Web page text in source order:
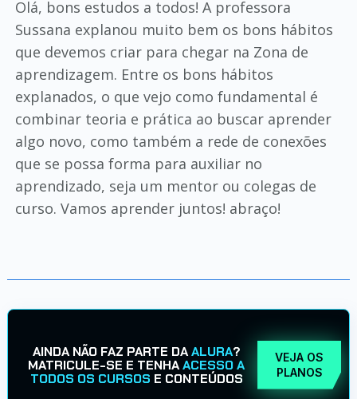
Olá, bons estudos a todos! A professora
Sussana explanou muito bem os bons hábitos
que devemos criar para chegar na Zona de
aprendizagem. Entre os bons hábitos
explanados, o que vejo como fundamental é
combinar teoria e prática ao buscar aprender
algo novo, como também a rede de conexões
que se possa forma para auxiliar no
aprendizado, seja um mentor ou colegas de
curso. Vamos aprender juntos! abraço!
AINDA NÃO FAZ PARTE DAALURA?
MATRICULE-SE E TENHAACESSO A
TODOS OS CURSOS E CONTEÚDOS
VEJA OS
PLANOS